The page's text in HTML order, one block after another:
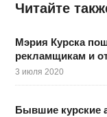
Читайте
Мэрия Курска
рекламщикам и
3 июля 2020
Бывшие курские